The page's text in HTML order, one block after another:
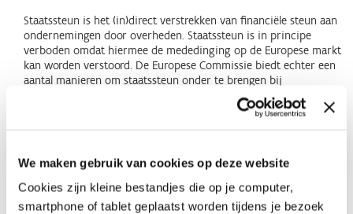
We maken gebruik van cookies op deze website
Cookies zijn kleine bestandjes die op je computer,
smartphone of tablet geplaatst worden tijdens je bezoek
Staatssteun is het (in)direct verstrekken van financiële steun aan
ondernemingen door overheden. Staatssteun is in principe
verboden omdat hiermee de mededinging op de Europese markt
kan worden verstoord. De Europese Commissie biedt echter een
aantal manieren om staatssteun onder te brengen bij
verschillende vrijstellingsverordeningen. In onderstaande artikels
geven we wat meer